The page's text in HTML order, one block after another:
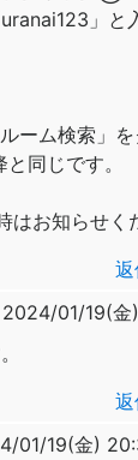
」と
ーム検索」を
同じです。
お知らせく
返
2024/01/19(
返
01/19(金)